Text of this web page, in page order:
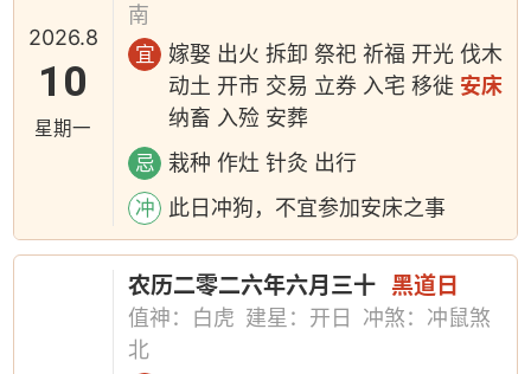
2026.8
10
星期一
南
宜
嫁娶 出火 拆卸 祭祀 祈福 开光 伐木
动土 开市 交易 立券 入宅 移徙 安床
纳畜 入殓 安葬
忌 栽种 作灶 针灸 出行
冲 此日冲狗，不宜参加安床之事
农历二零二六年六月三十 黑道日
值神：白虎 建星：开日
冲煞：冲鼠煞
北